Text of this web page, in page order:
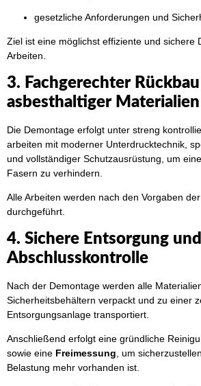
gesetzliche Anforderungen und
Ziel ist eine möglichst effiziente und sichere
Arbeiten.
3. Fachgerechter Rückbau
asbesthaltiger Materialien
Die Demontage erfolgt unter streng
arbeiten mit moderner Unterdrucktechnik,
und vollständiger Schutzausrüstung, um
Fasern zu verhindern.
Alle Arbeiten werden nach den Vorgaben der
durchgeführt.
4. Sichere Entsorgung und
Abschlusskontrolle
Nach der Demontage werden alle
Sicherheitsbehältern verpackt und zu einer
Entsorgungsanlage transportiert.
Anschließend erfolgt eine gründliche
sowie eine Freimessung , um
Belastung mehr vorhanden ist.